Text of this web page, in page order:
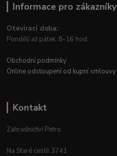
Informace pro zákazníky
Otevírací doba:
Pondělí až pátek: 8-16 hod.
Obchodní podmínky
Online odstoupení od kupní smlouvy
Kontakt
Zahradnictví Petro
Na Staré cestě 3741